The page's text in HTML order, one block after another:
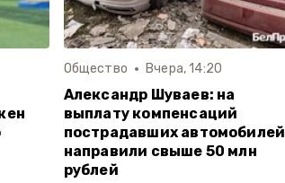
Общество Вчера, 14:20
Александр Шуваев: на
выплату компенсаций
пострадавших автомобилей
направили свыше 50 млн
рублей